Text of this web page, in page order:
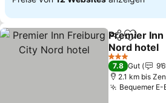
TeilenZu
Premier
Nord hotel
Preise sehen
3 Sterne
7.8 Gut
2.1 km bis
Bequemer